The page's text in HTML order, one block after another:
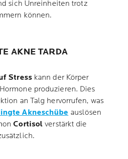
sich Unreinheiten trotz
können.
AKNE TARDA
Stresskann der Körper
produzieren. Dies
an Talg hervorrufen, was
Akneschübe auslösen
Cortisol verstärkt die